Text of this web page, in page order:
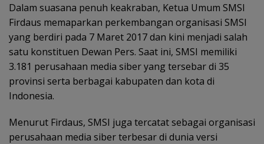
Dalam suasana penuh keakraban, Ketua Umum SMSI
Firdaus memaparkan perkembangan organisasi SMSI
yang berdiri pada 7 Maret 2017 dan kini menjadi salah
satu konstituen Dewan Pers. Saat ini, SMSI memiliki
3.181 perusahaan media siber yang tersebar di 35
provinsi serta berbagai kabupaten dan kota di
Indonesia.
Menurut Firdaus, SMSI juga tercatat sebagai organisasi
perusahaan media siber terbesar di dunia versi